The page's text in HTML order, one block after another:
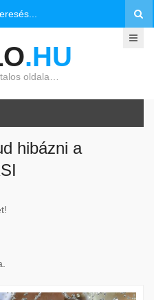
.HU
oldala…
hibázni a